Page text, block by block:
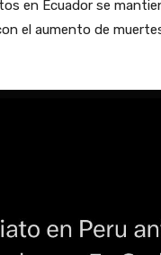
en Ecuador se
el aumento de